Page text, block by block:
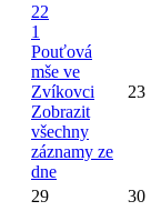
22
1
Pouťová
mše ve
Zvíkovci
Zobrazit
všechny
záznamy ze
dne
23
29
30